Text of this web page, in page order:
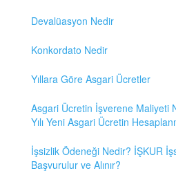
Devalüasyon Nedir
Konkordato Nedir
Yıllara Göre Asgari Ücretler
Asgari Ücretin İşverene Maliyeti
Yılı Yeni Asgari Ücretin
İşsizlik Ödeneği Nedir? İŞKUR
Başvurulur ve Alınır?